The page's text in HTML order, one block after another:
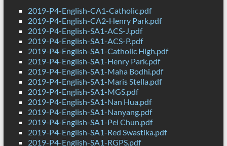
2019-P4-English-CA1-Catholic.pdf
2019-P4-English-CA2-Henry Park.pdf
2019-P4-English-SA1-ACS-J.pdf
2019-P4-English-SA1-ACS-P.pdf
2019-P4-English-SA1-Catholic High.pdf
2019-P4-English-SA1-Henry Park.pdf
2019-P4-English-SA1-Maha Bodhi.pdf
2019-P4-English-SA1-Maris Stella.pdf
2019-P4-English-SA1-MGS.pdf
2019-P4-English-SA1-Nan Hua.pdf
2019-P4-English-SA1-Nanyang.pdf
2019-P4-English-SA1-Pei Chun.pdf
2019-P4-English-SA1-Red Swastika.pdf
2019-P4-English-SA1-RGPS.pdf